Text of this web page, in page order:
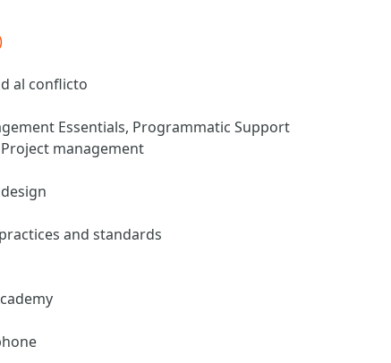
al conflicto
Essentials, Programmatic Support
management
and standards